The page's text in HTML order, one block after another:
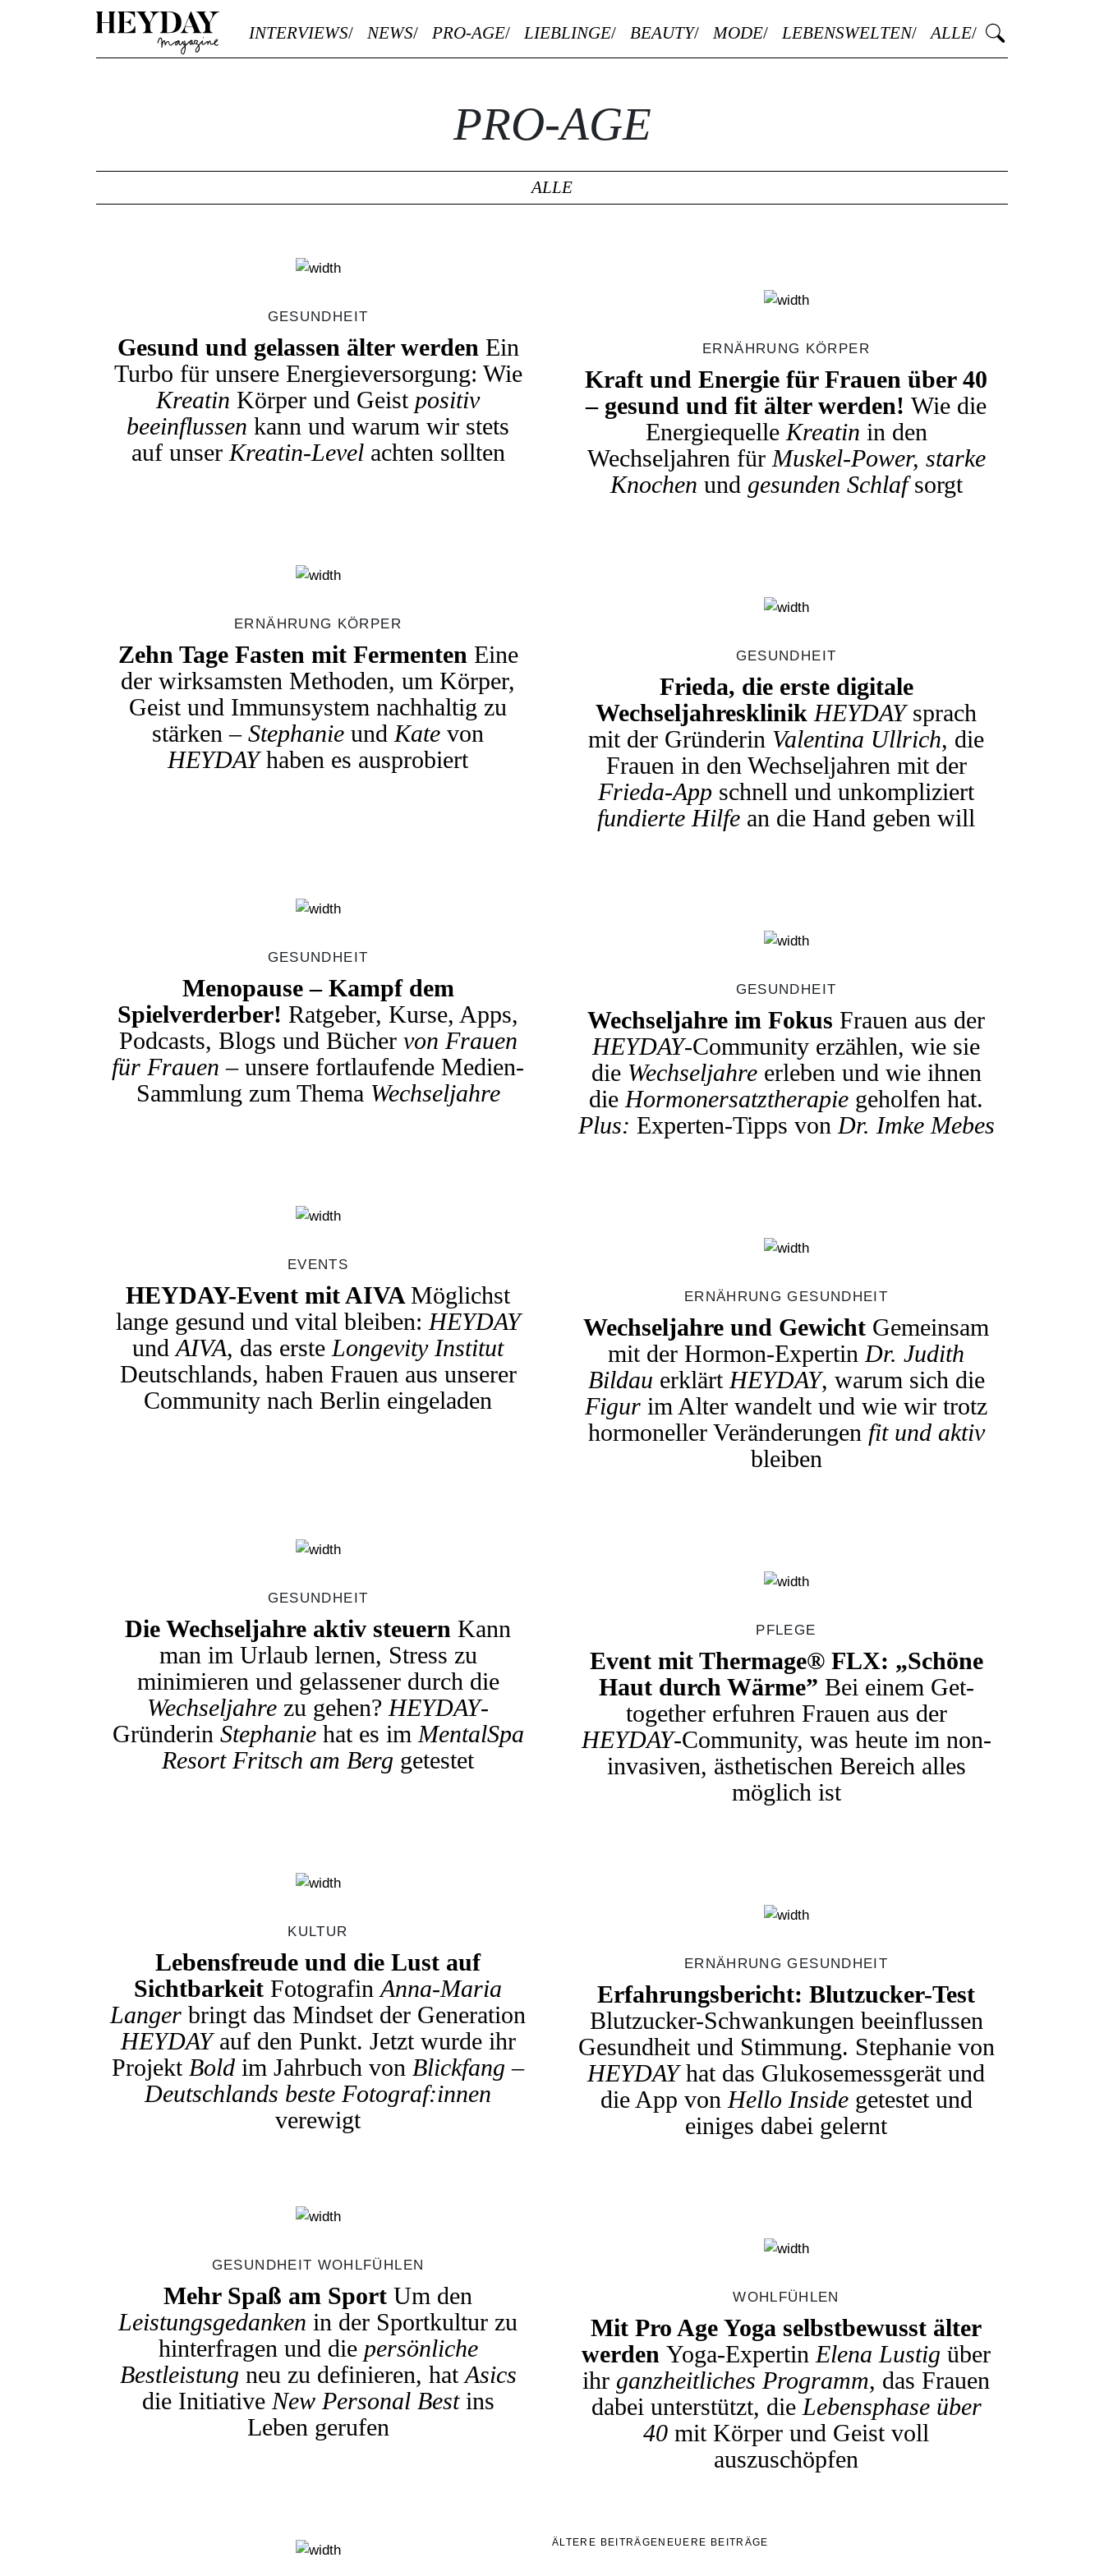
Heyday
INTERVIEWS NEWS PRO-AGE LIEBLINGE BEAUTY MODE LEBENSWELTEN ALLE
PRO-AGE
ALLE
GESUNDHEIT
Gesund und gelassen älter werden Ein
Turbo für unsere Energieversorgung: Wie
Kreatin Körper und Geist positiv
beeinflussen kann und warum wir stets
auf unser Kreatin-Levelachten sollten
ERNÄHRUNG KÖRPER
Kraft und Energie für Frauen über 40
– gesund und fit älter werden! Wie die
Energiequelle Kreatin in den
Wechseljahren für Muskel-Power, starke
Knochen und gesunden Schlafsorgt
ERNÄHRUNG KÖRPER
Zehn Tage Fasten mit Fermenten Eine
der wirksamsten Methoden, um Körper,
Geist und Immunsystem nachhaltig zu
stärken – Stephanie und Kate von
HEYDAYhaben es ausprobiert
GESUNDHEIT
Frieda, die erste digitale
Wechseljahresklinik HEYDAYsprach
mit der Gründerin Valentina Ullrich, die
Frauen in den Wechseljahren mit der
Frieda-App schnell und unkompliziert
fundierte Hilfe an die Hand geben will
GESUNDHEIT
Menopause – Kampf dem
Spielverderber! Ratgeber, Kurse, Apps,
Podcasts, Blogs und Bücher von Frauen
für Frauen – unsere fortlaufende Medien-
Sammlung zum Thema Wechseljahre
GESUNDHEIT
Wechseljahre im Fokus Frauen aus der
HEYDAY-Community erzählen, wie sie
die Wechseljahreerleben und wie ihnen
die Hormonersatztherapie geholfen hat.
Plus: Experten-Tipps von Dr. Imke Mebes
EVENTS
HEYDAY-Event mit AIVA Möglichst
lange gesund und vital bleiben: HEYDAY
und AIVA, das erste Longevity Institut
Deutschlands, haben Frauen aus unserer
Community nach Berlin eingeladen
ERNÄHRUNG GESUNDHEIT
Wechseljahre und Gewicht Gemeinsam
mit der Hormon-Expertin Dr. Judith
Bildau erklärt HEYDAY, warum sich die
Figur im Alter wandelt und wie wir trotz
hormoneller Veränderungen fit und aktiv
bleiben
GESUNDHEIT
Die Wechseljahre aktiv steuern Kann
man im Urlaub lernen, Stress zu
minimieren und gelassener durch die
Wechseljahre zu gehen? HEYDAY-
Gründerin Stephaniehat es im MentalSpa
Resort Fritsch am Berg getestet
PFLEGE
Event mit Thermage® FLX: „Schöne
Haut durch Wärme” Bei einem Get-
together erfuhren Frauen aus der
HEYDAY-Community, was heute im non-
invasiven, ästhetischen Bereich alles
möglich ist
KULTUR
Lebensfreude und die Lust auf
Sichtbarkeit Fotografin Anna-Maria
Langer bringt das Mindset der Generation
HEYDAYauf den Punkt. Jetzt wurde ihr
Projekt Bold im Jahrbuch von Blickfang –
Deutschlands beste Fotograf:innen
verewigt
ERNÄHRUNG GESUNDHEIT
Erfahrungsbericht: Blutzucker-Test
Blutzucker-Schwankungen beeinflussen
Gesundheit und Stimmung. Stephanie von
HEYDAYhat das Glukosemessgerät und
die App von Hello Insidegetestet und
einiges dabei gelernt
GESUNDHEIT WOHLFÜHLEN
Mehr Spaß am Sport Um den
Leistungsgedanken in der Sportkultur zu
hinterfragen und die persönliche
Bestleistung neu zu definieren, hat Asics
die Initiative New Personal Bestins
Leben gerufen
WOHLFÜHLEN
Mit Pro Age Yoga selbstbewusst älter
werden Yoga-Expertin Elena Lustig über
ihr ganzheitliches Programm, das Frauen
dabei unterstützt, die Lebensphase über
40 mit Körper und Geist voll
auszuschöpfen
ÄLTERE BEITRÄGE NEUERE BEITRÄGE